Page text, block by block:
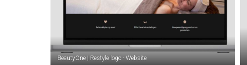
BeautyOne | Restyle logo - Website